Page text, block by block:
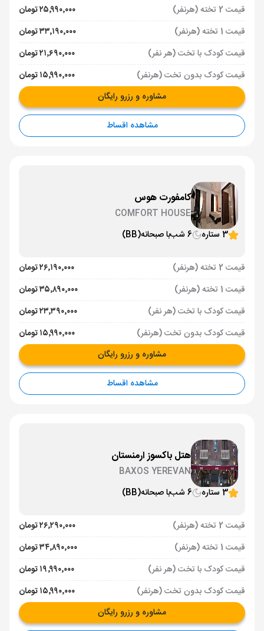
قیمت 2 تخته (هرنفر)
۲۵٬۹۹۰٬۰۰۰ تومان
قیمت 1 تخته (هرنفر)
۳۳٬۱۹۰٬۰۰۰ تومان
قیمت کودک با تخت (هر نفر)
۲۱٬۶۹۰٬۰۰۰ تومان
قیمت کودک بدون تخت (هرنفر)
۱۵٬۹۹۰٬۰۰۰ تومان
مشاوره و رزرو رایگان
مشاهده اقساط
کامفورت هوس
COMFORT HOUSE
3 ستاره
6 شب با صبحانه(BB)
قیمت 2 تخته (هرنفر)
۲۶٬۱۹۰٬۰۰۰ تومان
قیمت 1 تخته (هرنفر)
۳۵٬۸۹۰٬۰۰۰ تومان
قیمت کودک با تخت (هر نفر)
۲۳٬۳۹۰٬۰۰۰ تومان
قیمت کودک بدون تخت (هرنفر)
۱۵٬۹۹۰٬۰۰۰ تومان
مشاوره و رزرو رایگان
مشاهده اقساط
هتل باکسوز ارمنستان
BAXOS YEREVAN
3 ستاره
6 شب با صبحانه(BB)
قیمت 2 تخته (هرنفر)
۲۶٬۲۹۰٬۰۰۰ تومان
قیمت 1 تخته (هرنفر)
۳۴٬۸۹۰٬۰۰۰ تومان
قیمت کودک با تخت (هر نفر)
۱۹٬۹۹۰٬۰۰۰ تومان
قیمت کودک بدون تخت (هرنفر)
۱۵٬۹۹۰٬۰۰۰ تومان
مشاوره و رزرو رایگان